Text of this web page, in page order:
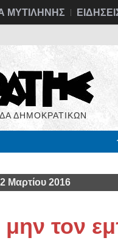
ΜΥΤΙΛΗΝΗΣ
ΔΗΜΟΚΡΑΤΙΚΩΝ
Μαρτίου 2016
μην τον